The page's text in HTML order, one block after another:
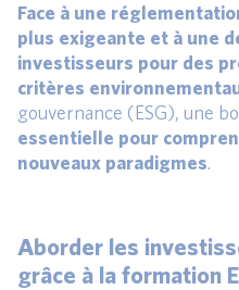
Face à une
plus exigeante et à une
investisseurs pour des
critères
gouvernance (ESG), une
essentielle pour
nouveaux paradigmes.
Aborder les
grâce à la formation